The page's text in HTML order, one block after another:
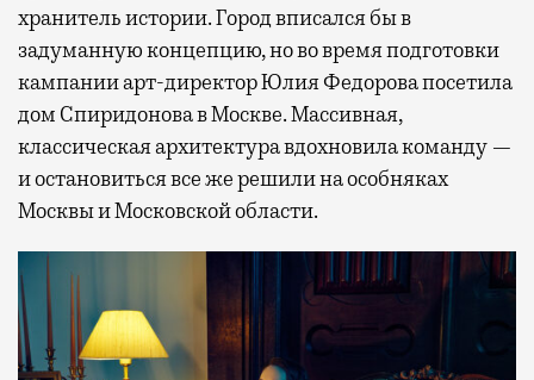
хранитель истории. Город вписался бы в
задуманную концепцию, но во время подготовки
кампании арт-директор Юлия Федорова посетила
дом Спиридонова в Москве. Массивная,
классическая архитектура вдохновила команду —
и остановиться все же решили на особняках
Москвы и Московской области.